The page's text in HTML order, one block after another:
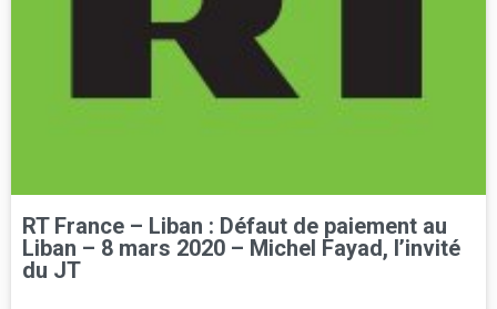
RT France – Liban : Défaut de paiement au
Liban – 8 mars 2020 – Michel Fayad, l’invité
du JT